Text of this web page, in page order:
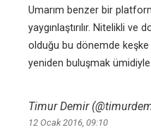
Umarım benzer bir
yaygınlaştırılır. Nitelikli
olduğu bu dönemde
yeniden buluşmak
Timur Demir
12 Ocak 2016, 09:10